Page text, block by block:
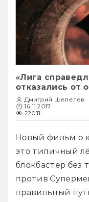
«Лига
отказались от
Дмитрий Шепелёв
16.11.2017
22011
Новый фильм о
это типичный
блокбастер без
против
правильный